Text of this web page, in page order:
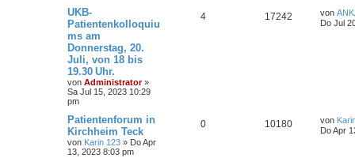
UKB-
Patientenkolloquiu
ms am
Donnerstag, 20.
Juli, von 18 bis
19.30 Uhr.
von Administrator»
Sa Jul 15, 2023 10:29
pm
4 17242 von
Do Jul
Patientenforum in
Kirchheim Teck
von Karin 123 » Do Apr
13, 2023 8:03 pm
0 10180 von
Do Apr